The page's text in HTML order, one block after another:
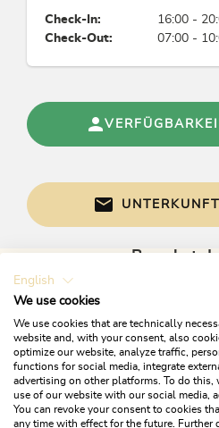
Check-In:
16:00 -
Check-Out:
07:00 -
Brauchst
English
We use cookies
We use cookies that are technically
website and, with your consent, also
optimize our website, analyze traffic,
functions for social media, integrate
advertising on other platforms. To do this,
use of our website with our social media,
You can revoke your consent to cookies
any time with effect for the future. Further